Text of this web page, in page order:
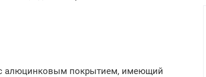
с алюцинковым покрытием, имеющий